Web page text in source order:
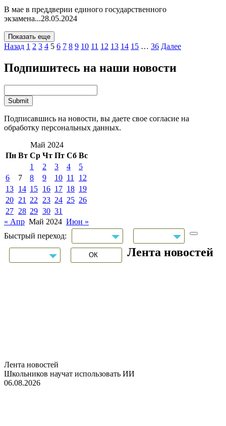
В мае в преддверии единого государственного
экзамена...28.05.2024
Показать еще
Назад 1 2 3 4 5 6 7 8 9 10 11 12 13 14 15 … 36 Далее
Подпишитесь на наши новости
Подписавшись на новости, вы даете свое согласие на
обработку персональных данных.
Май 2024
Пн Вт Ср Чт Пт Сб Вс
1
2 3 4
5
6
7 8 9 10 11
12
13 14 15 16 17 18 19
20 21 22 23 24 25 26
27 28 29 30 31
« Апр Май 2024 Июн »
Быстрый переход:
Лента новостей
Лента новостей
Школьников научат использовать ИИ
06.08.2026